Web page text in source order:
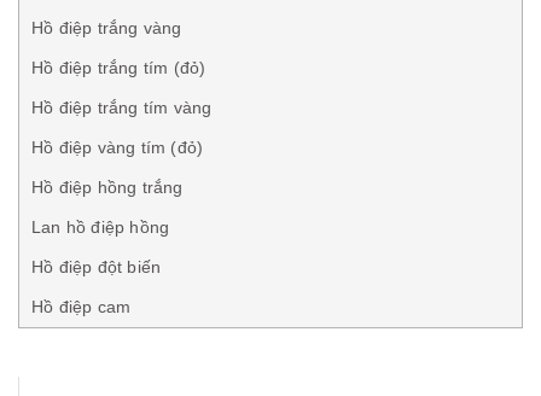
Hồ điệp trắng vàng
Hồ điệp trắng tím (đỏ)
Hồ điệp trắng tím vàng
Hồ điệp vàng tím (đỏ)
Hồ điệp hồng trắng
Lan hồ điệp hồng
Hồ điệp đột biến
Hồ điệp cam